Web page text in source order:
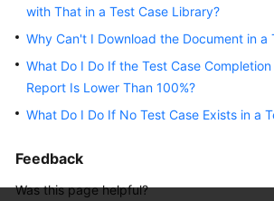
User
Best
Practices
API
with That in a Test Case Library?
Why Can't I Download the Document in a
What Do I Do If the Test Case
Report Is Lower Than 100%?
What Do I Do If No Test Case Exists in a
Feedback
Was this page helpful?